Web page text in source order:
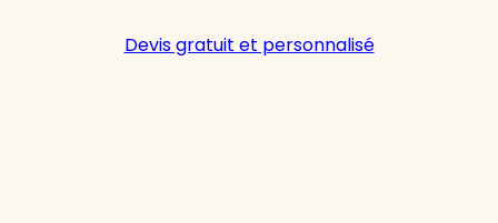
Devis gratuit et personnalisé